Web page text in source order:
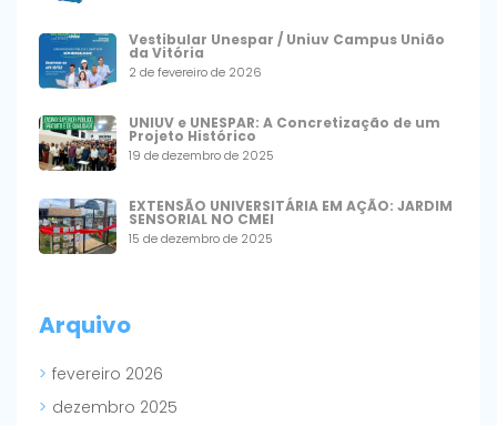
Vestibular Unespar / Uniuv Campus União
da Vitória
2 de fevereiro de 2026
UNIUV e UNESPAR: A Concretização de um
Projeto Histórico
19 de dezembro de 2025
EXTENSÃO UNIVERSITÁRIA EM AÇÃO: JARDIM
SENSORIAL NO CMEI
15 de dezembro de 2025
Arquivo
fevereiro 2026
dezembro 2025